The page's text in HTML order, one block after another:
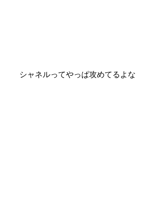
シャネルってやっぱ攻めてるよな